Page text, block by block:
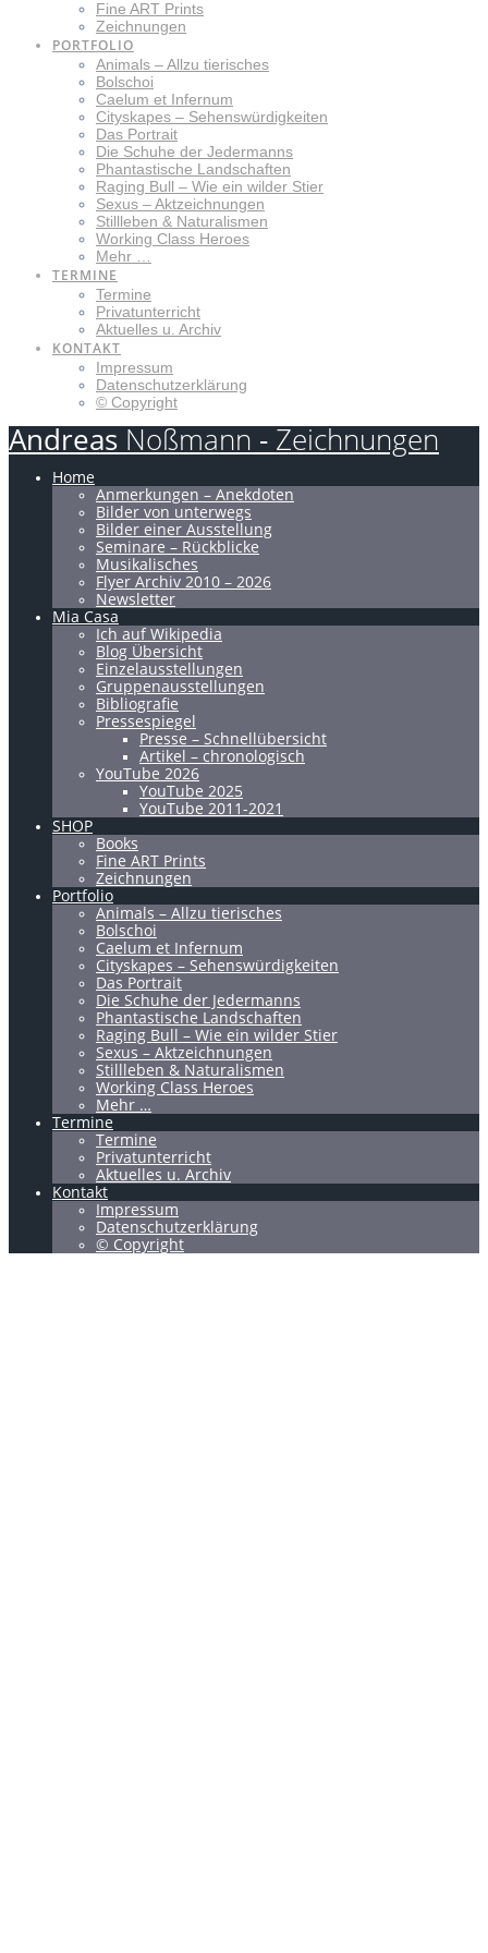
Fine ART Prints
Zeichnungen
PORTFOLIO
Animals – Allzu tierisches
Bolschoi
Caelum et Infernum
Cityskapes – Sehenswürdigkeiten
Das Portrait
Die Schuhe der Jedermanns
Phantastische Landschaften
Raging Bull – Wie ein wilder Stier
Sexus – Aktzeichnungen
Stillleben & Naturalismen
Working Class Heroes
Mehr …
TERMINE
Termine
Privatunterricht
Aktuelles u. Archiv
KONTAKT
Impressum
Datenschutzerklärung
© Copyright
Andreas Noßmann - Zeichnungen
Home
Anmerkungen – Anekdoten
Bilder von unterwegs
Bilder einer Ausstellung
Seminare – Rückblicke
Musikalisches
Flyer Archiv 2010 – 2026
Newsletter
Mia Casa
Ich auf Wikipedia
Blog Übersicht
Einzelausstellungen
Gruppenausstellungen
Bibliografie
Pressespiegel
Presse – Schnellübersicht
Artikel – chronologisch
YouTube 2026
YouTube 2025
YouTube 2011-2021
SHOP
Books
Fine ART Prints
Zeichnungen
Portfolio
Animals – Allzu tierisches
Bolschoi
Caelum et Infernum
Cityskapes – Sehenswürdigkeiten
Das Portrait
Die Schuhe der Jedermanns
Phantastische Landschaften
Raging Bull – Wie ein wilder Stier
Sexus – Aktzeichnungen
Stillleben & Naturalismen
Working Class Heroes
Mehr …
Termine
Termine
Privatunterricht
Aktuelles u. Archiv
Kontakt
Impressum
Datenschutzerklärung
© Copyright